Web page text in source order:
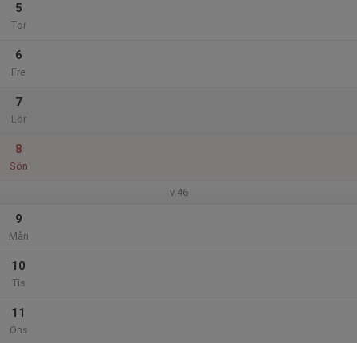
5
Tor
6
Fre
7
Lör
8
Sön
v.46
9
Mån
10
Tis
11
Ons